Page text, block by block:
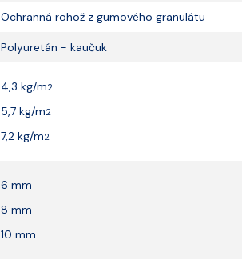
Ochranná rohož z gumového granulátu
Polyuretán - kaučuk
4,3 kg/m2
5,7 kg/m2
7,2 kg/m2
6 mm
8 mm
10 mm